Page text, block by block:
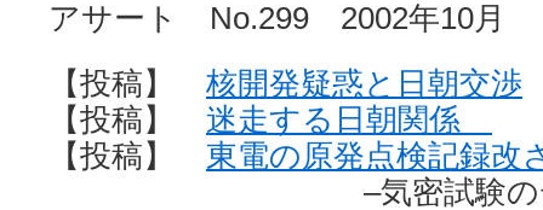
アサート No.299 2002年10月
【投稿】 核開発疑惑と日朝交渉
【投稿】 迷走する日朝関係
【投稿】 東電の原発点検記録改
–気密試験のデータ